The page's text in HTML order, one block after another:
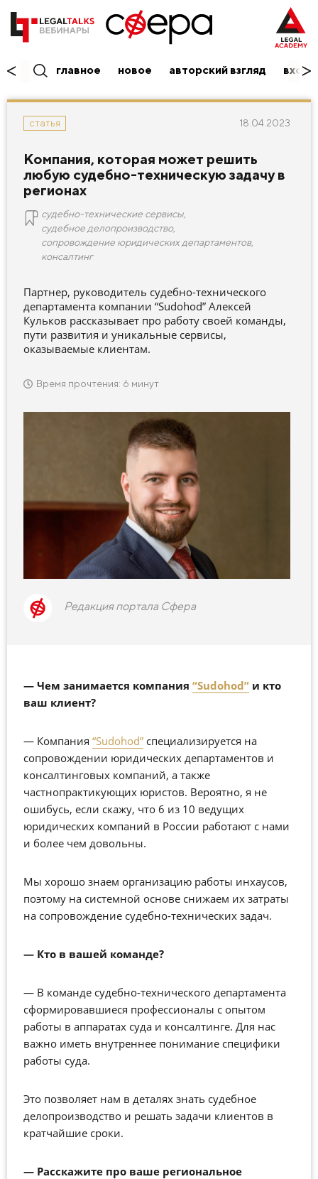
главное новое авторский взгляд вход/
статья 18.04.2023
Компания, которая может решить
любую судебно-техническую задачу в
регионах
судебно-технические сервисы
судебное делопроизводство,
сопровождение юридических департаментов,
консалтинг
Партнер, руководитель судебно-технического
департамента компании “Sudohod” Алексей
Кульков рассказывает про работу своей команды,
пути развития и уникальные сервисы,
оказываемые клиентам.
Время прочтения: 6 минут
Редакция портала Сфера
— Чем занимается компания “Sudohod” и кто
ваш клиент?
— Компания “Sudohod” специализируется на
сопровождении юридических департаментов и
консалтинговых компаний, а также
частнопрактикующих юристов. Вероятно, я не
ошибусь, если скажу, что 6 из 10 ведущих
юридических компаний в России работают с нами
и более чем довольны.
Мы хорошо знаем организацию работы инхаусов,
поэтому на системной основе снижаем их затраты
на сопровождение судебно-технических задач.
— Кто в вашей команде?
— В команде судебно-технического департамента
сформировавшиеся профессионалы с опытом
работы в аппаратах суда и консалтинге. Для нас
важно иметь внутреннее понимание специфики
работы суда.
Это позволяет нам в деталях знать судебное
делопроизводство и решать задачи клиентов в
кратчайшие сроки.
— Расскажите про ваше региональное